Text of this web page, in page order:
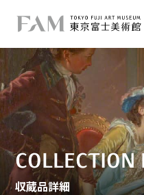
COLLECTION
収蔵品詳細